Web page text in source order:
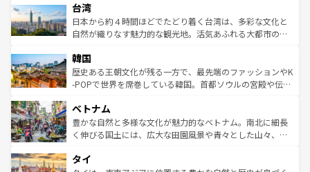
ならではの贅沢な旅のスタイルだ。 なお、新着のアメリカ
情報はコンテンツ一覧を参照してほしい。
れるおもてなしの心で訪れる人々を迎えてくれるハワイの
人々、おいしいローカルフードやハワイアンミュージッ
ク、伝統的なフラダンスなど、すべてがハワイの魅力を彩
ワイを、存分に味わってほしい。 なお、新着のハワイ情報
はコンテンツ一覧を参照してほしい。
リアリーフや大陸中央部にそびえるウルル（エアーズロッ
ク）、タスマニアの美しい原生林やケアンズの熱帯雨林な
ど、見どころがたくさん。また、カフェやワイン、オージ
いる。アクティビティも充実しており、サーフィンやダイ
ビング、ハイキングなど、アウトドア好きにはたまらな
い。オーストラリアの多彩な魅力を存分に味わいつくそ
参照してほしい。
台湾
日本から約４時間ほどでたどり着く台湾は、多彩な文化と
自然が織りなす魅力的な観光地。活気あふれる大都市の台
ン）、静ひつな山岳地帯である台湾東部など、都市の喧騒
と山間の静けさが共存しており、訪れる人に新しい発見と
驚きをもたらしてくれる。また、奥深い台湾の食文化も魅
容にもいいと評判のスイーツなど、バラエティ豊かな料理
が味わえる。 なお、新着の台湾情報は コンテンツ一覧を参
照してほしい。
韓国
歴史ある王朝文化が残る一方で、最先端のファッションやK
-POPで世界を席巻している韓国。首都ソウルの宮殿や伝統
き、地方に足を延ばせば四季折々の自然美を楽しむことが
できる。そして、キムチや焼肉、絶品のストリートフード
まで、さまざまな韓国料理が待っている。夜には、韓国な
リティに包まれながら、韓国の多彩な魅力を心ゆくまで味
ベトナム
豊かな自然と多様な文化が魅力的なベトナム。南北に細長
く伸びる国土には、広大な田園風景や青々とした山々、世
急速な発展と共に伝統が息づく。ハノイの古い町並みやホ
タイ